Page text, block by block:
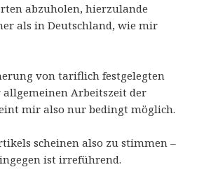
abzuholen, hierzulande
als in Deutschland, wie mir
von tariflich festgelegten
Arbeitszeit der
mir also nur bedingt möglich.
scheinen also zu stimmen –
ist irreführend.